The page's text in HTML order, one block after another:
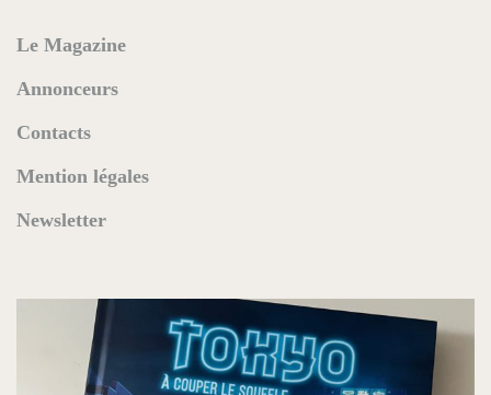
Le Magazine
Annonceurs
Contacts
Mention légales
Newsletter